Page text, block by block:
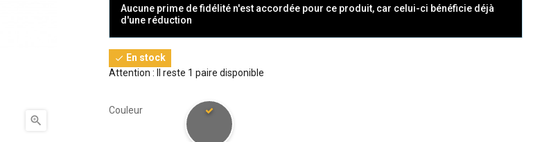

Aucune prime de fidélité n'est accordée pour ce produit, car celui-ci bénéficie déjà
d'une réduction
 En stock
Attention : Il reste 1 paire disponible
Couleur